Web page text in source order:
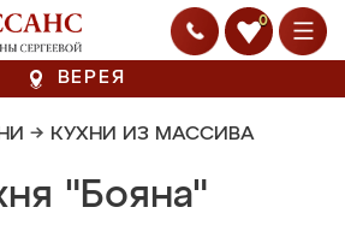
0
ВЕРЕЯ
→ КУХНИ ИЗ МАССИВА
"Бояна"